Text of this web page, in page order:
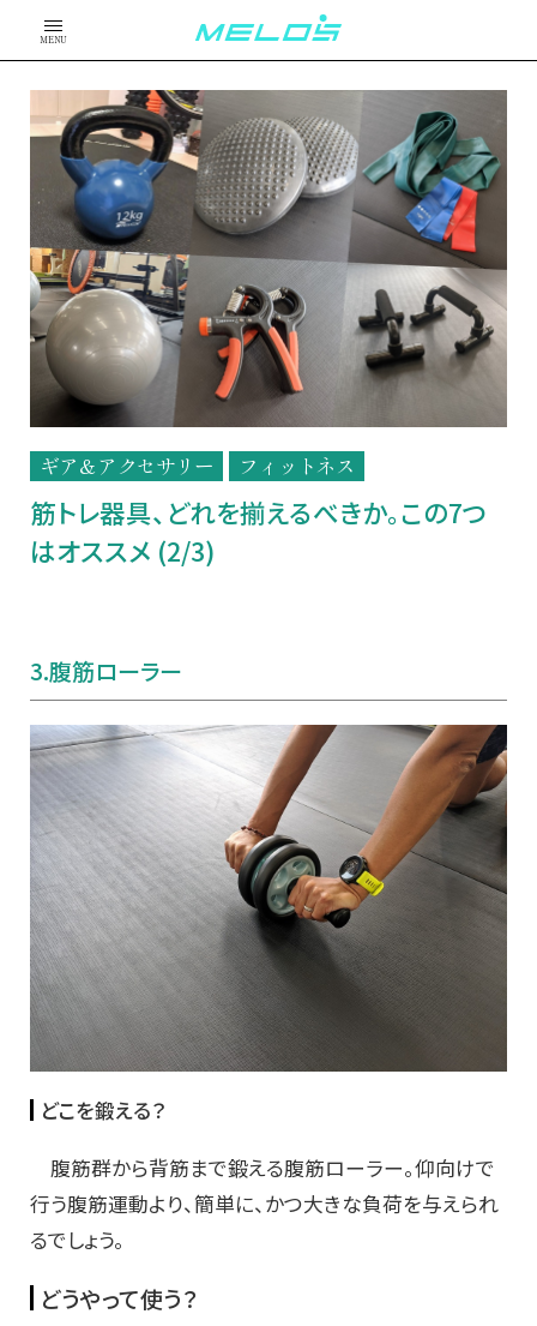
MENU
ギア＆アクセサリー フィットネス
筋トレ器具、どれを揃えるべきか。この7つ
はオススメ (2/3)
3.腹筋ローラー
どこを鍛える？
腹筋群から背筋まで鍛える腹筋ローラー。仰向けで
行う腹筋運動より、簡単に、かつ大きな負荷を与えられ
るでしょう。
どうやって使う？